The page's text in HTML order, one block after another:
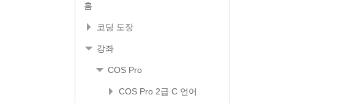
홈
코딩 도장
강좌
COS Pro
COS Pro 2급 C 언어